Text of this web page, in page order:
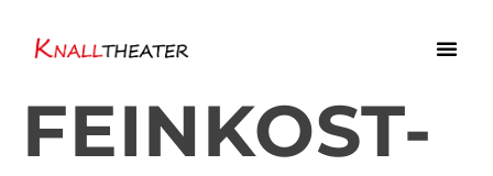
FEINKOST-